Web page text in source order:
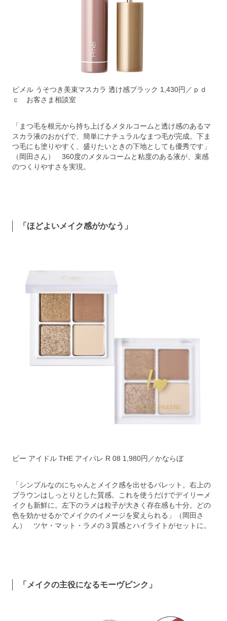
ピメル うそつき美束マスカラ 透け感ブラック 1,430円／ｐｄ
ｃ お客さま相談室
「まつ毛を根元から持ち上げるメタルコームと透け感のあるマ
スカラ液のおかげで、簡単にナチュラルなまつ毛が完成。下ま
つ毛にも塗りやすく、盛りたいときの下地としても優秀です」
（岡田さん） 360度のメタルコームと粘度のある液が、束感
のつくりやすさを実現。
「ほどよいメイク感がかなう」
ビー アイドル THE アイパレ R 08 1,980円／かならぼ
「シンプルなのにちゃんとメイク感を出せるパレット。右上の
ブラウンはしっとりとした質感。これを使うだけでデイリーメ
イクも新鮮に。左下のラメは粒子が大きく存在感も十分。どの
色を効かせるかでメイクのイメージを変えられる」（岡田さ
ん） ツヤ・マット・ラメの３質感とハイライトがセットに。
「メイクの主役になるモーヴピンク」